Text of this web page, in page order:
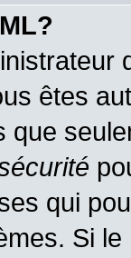
êtes
que
qui
Si